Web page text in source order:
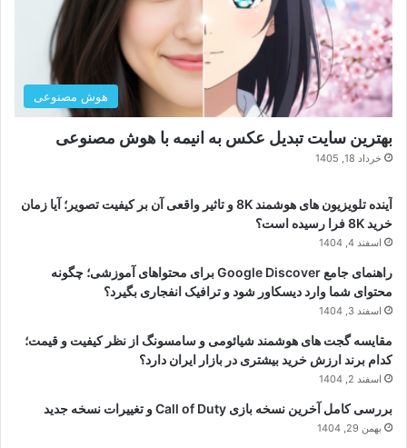
هوش مصنوعی
بهترین سایت تبدیل عکس به انیمه با هوش مصنوعی
خرداد 18, 1405
آینده تلویزیون های هوشمند 8K و تاثیر واقعی آن بر کیفیت تصویر؛ آیا زمان
خرید 8K فرا رسیده است؟
اسفند 4, 1404
راهنمای جامع Google Discover برای محتواهای آموزشی؛ چگونه
محتوای شما وارد دیسکاور شود و ترافیک انفجاری بگیرد؟
اسفند 3, 1404
مقایسه گجت های هوشمند شیائومی و سامسونگ از نظر کیفیت و قیمت؛
کدام برند ارزش خرید بیشتری در بازار ایران دارد؟
اسفند 2, 1404
بررسی کامل آخرین نسخه بازی Call of Duty و تغییرات نسخه جدید
بهمن 29, 1404